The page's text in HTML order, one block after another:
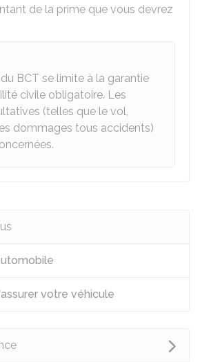
de la prime que vous devrez
BCT se limite à la garantie
civile obligatoire. Les
(telles que le vol,
dommages tous accidents)
votre véhicule